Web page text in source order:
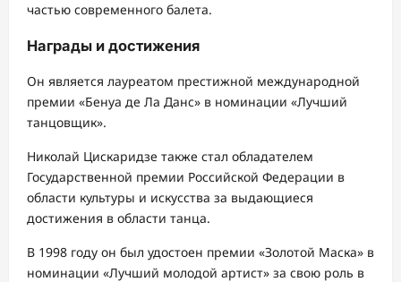
частью современного балета.
Награды и достижения
Он является лауреатом престижной международной
премии «Бенуа де Ла Данс» в номинации «Лучший
танцовщик».
Николай Цискаридзе также стал обладателем
Государственной премии Российской Федерации в
области культуры и искусства за выдающиеся
достижения в области танца.
В 1998 году он был удостоен премии «Золотой Маска» в
номинации «Лучший молодой артист» за свою роль в